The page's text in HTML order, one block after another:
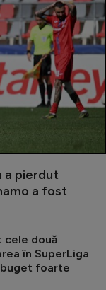
a pierdut
a fost
cele două
în SuperLiga
buget foarte